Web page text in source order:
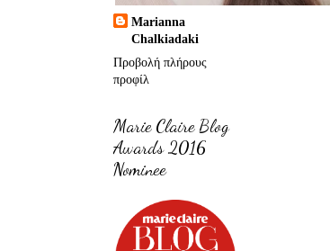
Marianna
Chalkiadaki
Προβολή πλήρους
προφίλ
Marie Claire Blog
Awards 2016
Nominee